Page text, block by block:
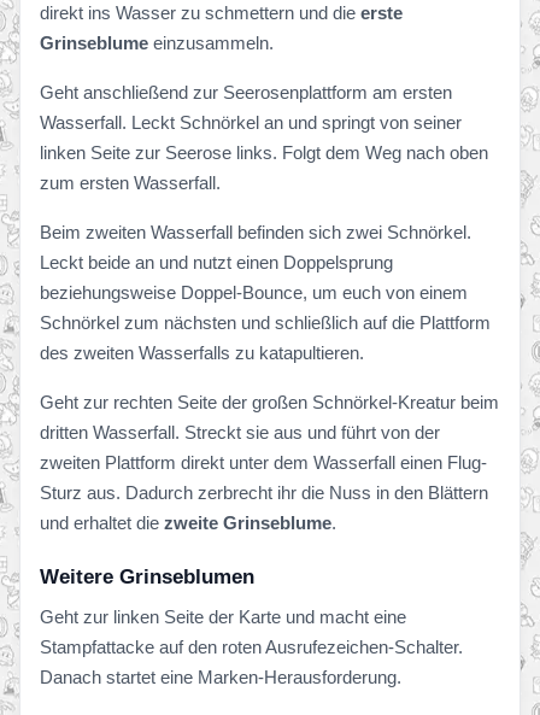
direkt ins Wasser zu schmettern und die erste
Grinseblume einzusammeln.
Geht anschließend zur Seerosenplattform am ersten
Wasserfall. Leckt Schnörkel an und springt von seiner
linken Seite zur Seerose links. Folgt dem Weg nach oben
zum ersten Wasserfall.
Beim zweiten Wasserfall befinden sich zwei Schnörkel.
Leckt beide an und nutzt einen Doppelsprung
beziehungsweise Doppel-Bounce, um euch von einem
Schnörkel zum nächsten und schließlich auf die Plattform
des zweiten Wasserfalls zu katapultieren.
Geht zur rechten Seite der großen Schnörkel-Kreatur beim
dritten Wasserfall. Streckt sie aus und führt von der
zweiten Plattform direkt unter dem Wasserfall einen Flug-
Sturz aus. Dadurch zerbrecht ihr die Nuss in den Blättern
und erhaltet die zweite Grinseblume.
Weitere Grinseblumen
Geht zur linken Seite der Karte und macht eine
Stampfattacke auf den roten Ausrufezeichen-Schalter.
Danach startet eine Marken-Herausforderung.